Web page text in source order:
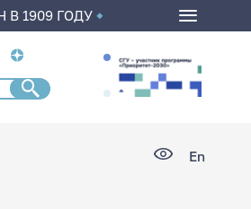
В 1909 ГОДУ
En